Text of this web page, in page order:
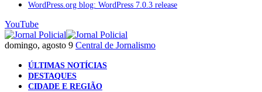
WordPress.org blog: WordPress 7.0.3 release
YouTube
domingo, agosto 9 Central de Jornalismo
ÚLTIMAS NOTÍCIAS
DESTAQUES
CIDADE E REGIÃO